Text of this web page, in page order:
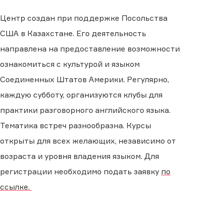
Центр создан при поддержке Посольства
США в Казахстане. Его деятельность
направлена на предоставление возможности
ознакомиться с культурой и языком
Соединенных Штатов Америки. Регулярно,
каждую субботу, организуются клубы для
практики разговорного английского языка.
Тематика встреч разнообразна. Курсы
открыты для всех желающих, независимо от
возраста и уровня владения языком. Для
регистрации необходимо подать заявку по
ссылке.